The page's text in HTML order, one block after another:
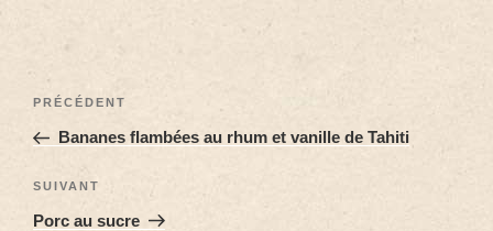
PRÉCÉDENT
Bananes flambées au rhum et vanille de Tahiti
SUIVANT
Porc au sucre